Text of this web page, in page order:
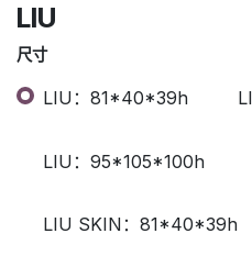
LIU
尺寸
LIU：81*40*39h
LIU：95*105*100h
LIU SKIN：81*40*39h